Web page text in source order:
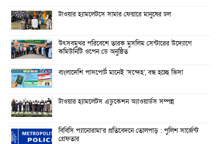
টাওয়ার হ্যামলেটসে সামার ফেয়ারে মানুষের ঢল
উৎসবমুখর পরিবেশে তারক মুসলিম সেন্টারের উদ্যোগে
কমিউনিটি ওপেন ডে অনুষ্ঠিত
বাংলাদেশি পাসপোর্ট মানেই ‘সন্দেহ’, বন্ধ হচ্ছে ভিসা
টাওয়ার হ্যামলেটস এডুকেশন অ্যাওয়ার্ডস সম্পন্ন
বিবিসি প্যানোরামা’র প্রতিবেদনে তোলপাড় : পুলিশ সার্জেন্ট
গ্রেফতার